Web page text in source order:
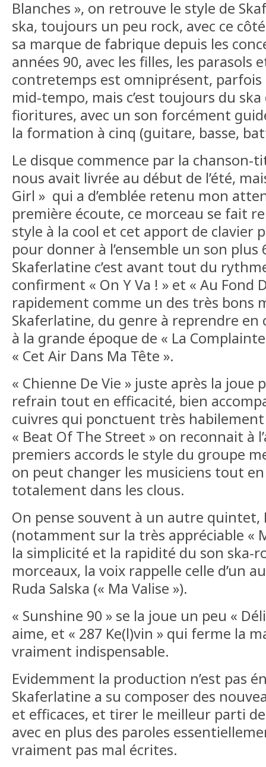
Blanches », on retrouve le style de
ska, toujours un peu rock, avec ce
sa marque de fabrique depuis les
années 90, avec les filles, les parasols
contretemps est omniprésent,
mid-tempo, mais c’est toujours du
fioritures, avec un son forcément
la formation à cinq (guitare, basse,
Le disque commence par la
nous avait livrée au début de l’été,
Girl » qui a d’emblée retenu mon
première écoute, ce morceau se fait
style à la cool et cet apport de clavier
pour donner à l’ensemble un son plus
Skaferlatine c’est avant tout du
confirment « On Y Va ! » et « Au Fond
rapidement comme un des très bons
Skaferlatine, du genre à reprendre en
à la grande époque de « La
« Cet Air Dans Ma Tête ».
« Chienne De Vie » juste après la joue
refrain tout en efficacité, bien
cuivres qui ponctuent très habilement
« Beat Of The Street » on reconnait à
premiers accords le style du groupe
on peut changer les musiciens tout
totalement dans les clous.
On pense souvent à un autre quintet,
(notamment sur la très appréciable «
la simplicité et la rapidité du son ska-
morceaux, la voix rappelle celle d’un
Ruda Salska (« Ma Valise »).
« Sunshine 90 » se la joue un peu «
aime, et « 287 Ke(l)vin » qui ferme la
vraiment indispensable.
Evidemment la production n’est pas
Skaferlatine a su composer des
et efficaces, et tirer le meilleur parti
avec en plus des paroles
vraiment pas mal écrites.